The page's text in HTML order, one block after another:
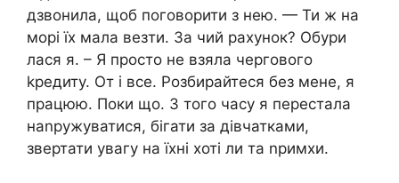
дзвонила, щоб поговорити з нею. — Ти ж на
морі їх мала везти. За чий рахунок? Обури
лася я. – Я просто не взяла чергового
kредиту. От і все. Розбирайтеся без мене, я
працюю. Поки що. З того часу я перестала
наnружуватися, бігати за дівчатками,
звертати увагу на їхні хоті ли та nримхи.